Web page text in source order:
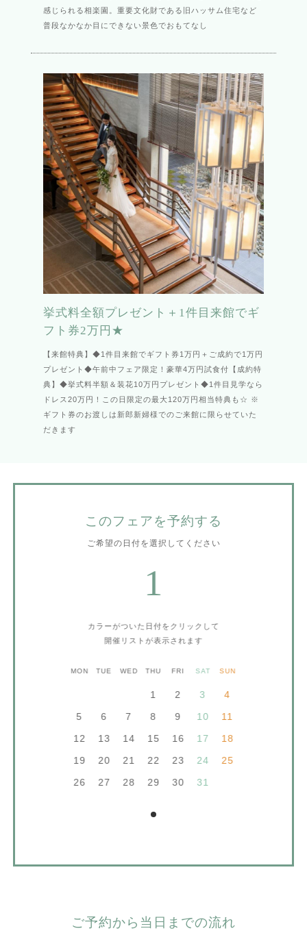
感じられる相楽園。重要文化財である旧ハッサム住宅など
普段なかなか目にできない景色でおもてなし
挙式料全額プレゼント＋1件目来館でギ
フト券2万円★
【来館特典】◆1件目来館でギフト券1万円＋ご成約で1万円
プレゼント◆午前中フェア限定！豪華4万円試食付【成約特
典】◆挙式料半額＆装花10万円プレゼント◆1件目見学なら
ドレス20万円！この日限定の最大120万円相当特典も☆ ※
ギフト券のお渡しは新郎新婦様でのご来館に限らせていた
だきます
このフェアを予約する
ご希望の日付を選択してください
1
カラーがついた日付をクリックして
開催リストが表示されます
MON TUE WED THU FRI SAT SUN
1 2 3
4
5
6 7 8 9 10
11
12
13 14 15 16 17
18
19
20 21 22 23 24
25
26
27 28 29 30 31
ご予約から当日までの流れ